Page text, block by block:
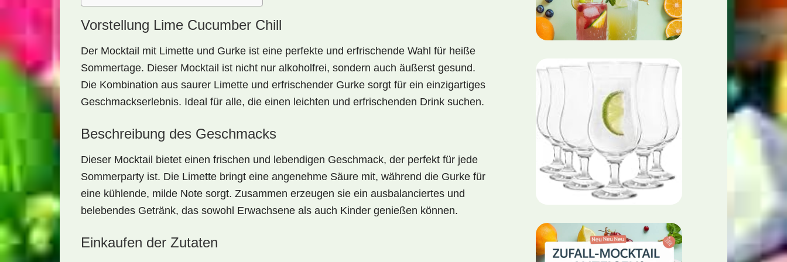
Vorstellung Lime Cucumber Chill
Der Mocktail mit Limette und Gurke ist eine perfekte und erfrischende Wahl für heiße
Sommertage. Dieser Mocktail ist nicht nur alkoholfrei, sondern auch äußerst gesund.
Die Kombination aus saurer Limette und erfrischender Gurke sorgt für ein einzigartiges
Geschmackserlebnis. Ideal für alle, die einen leichten und erfrischenden Drink suchen.
Beschreibung des Geschmacks
Dieser Mocktail bietet einen frischen und lebendigen Geschmack, der perfekt für jede
Sommerparty ist. Die Limette bringt eine angenehme Säure mit, während die Gurke für
eine kühlende, milde Note sorgt. Zusammen erzeugen sie ein ausbalanciertes und
belebendes Getränk, das sowohl Erwachsene als auch Kinder genießen können.
Einkaufen der Zutaten